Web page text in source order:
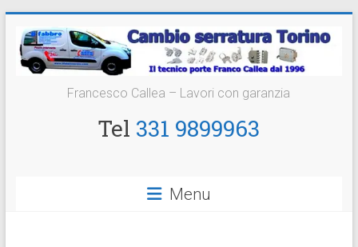
contenuto
Cambio
Serratura
Francesco Callea – Lavori con garanzia
Tel 331 9899963
Menu